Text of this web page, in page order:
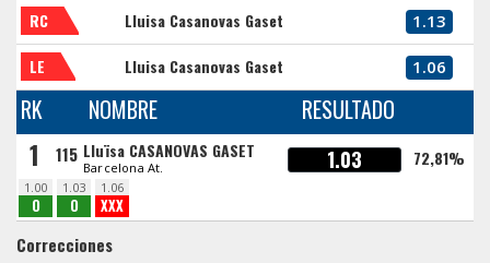
RC Lluisa Casanovas Gaset 1.13
LE Lluisa Casanovas Gaset 1.06
RK NOMBRE RESULTADO
1 115 Lluïsa CASANOVAS GASET
Barcelona At. 1.03 72,81%
1.00
O
1.03
O
1.06
XXX
Correcciones